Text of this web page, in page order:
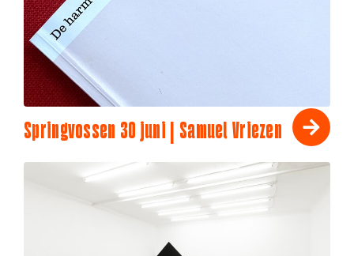
Springvossen 30 juni | Samuel Vriezen